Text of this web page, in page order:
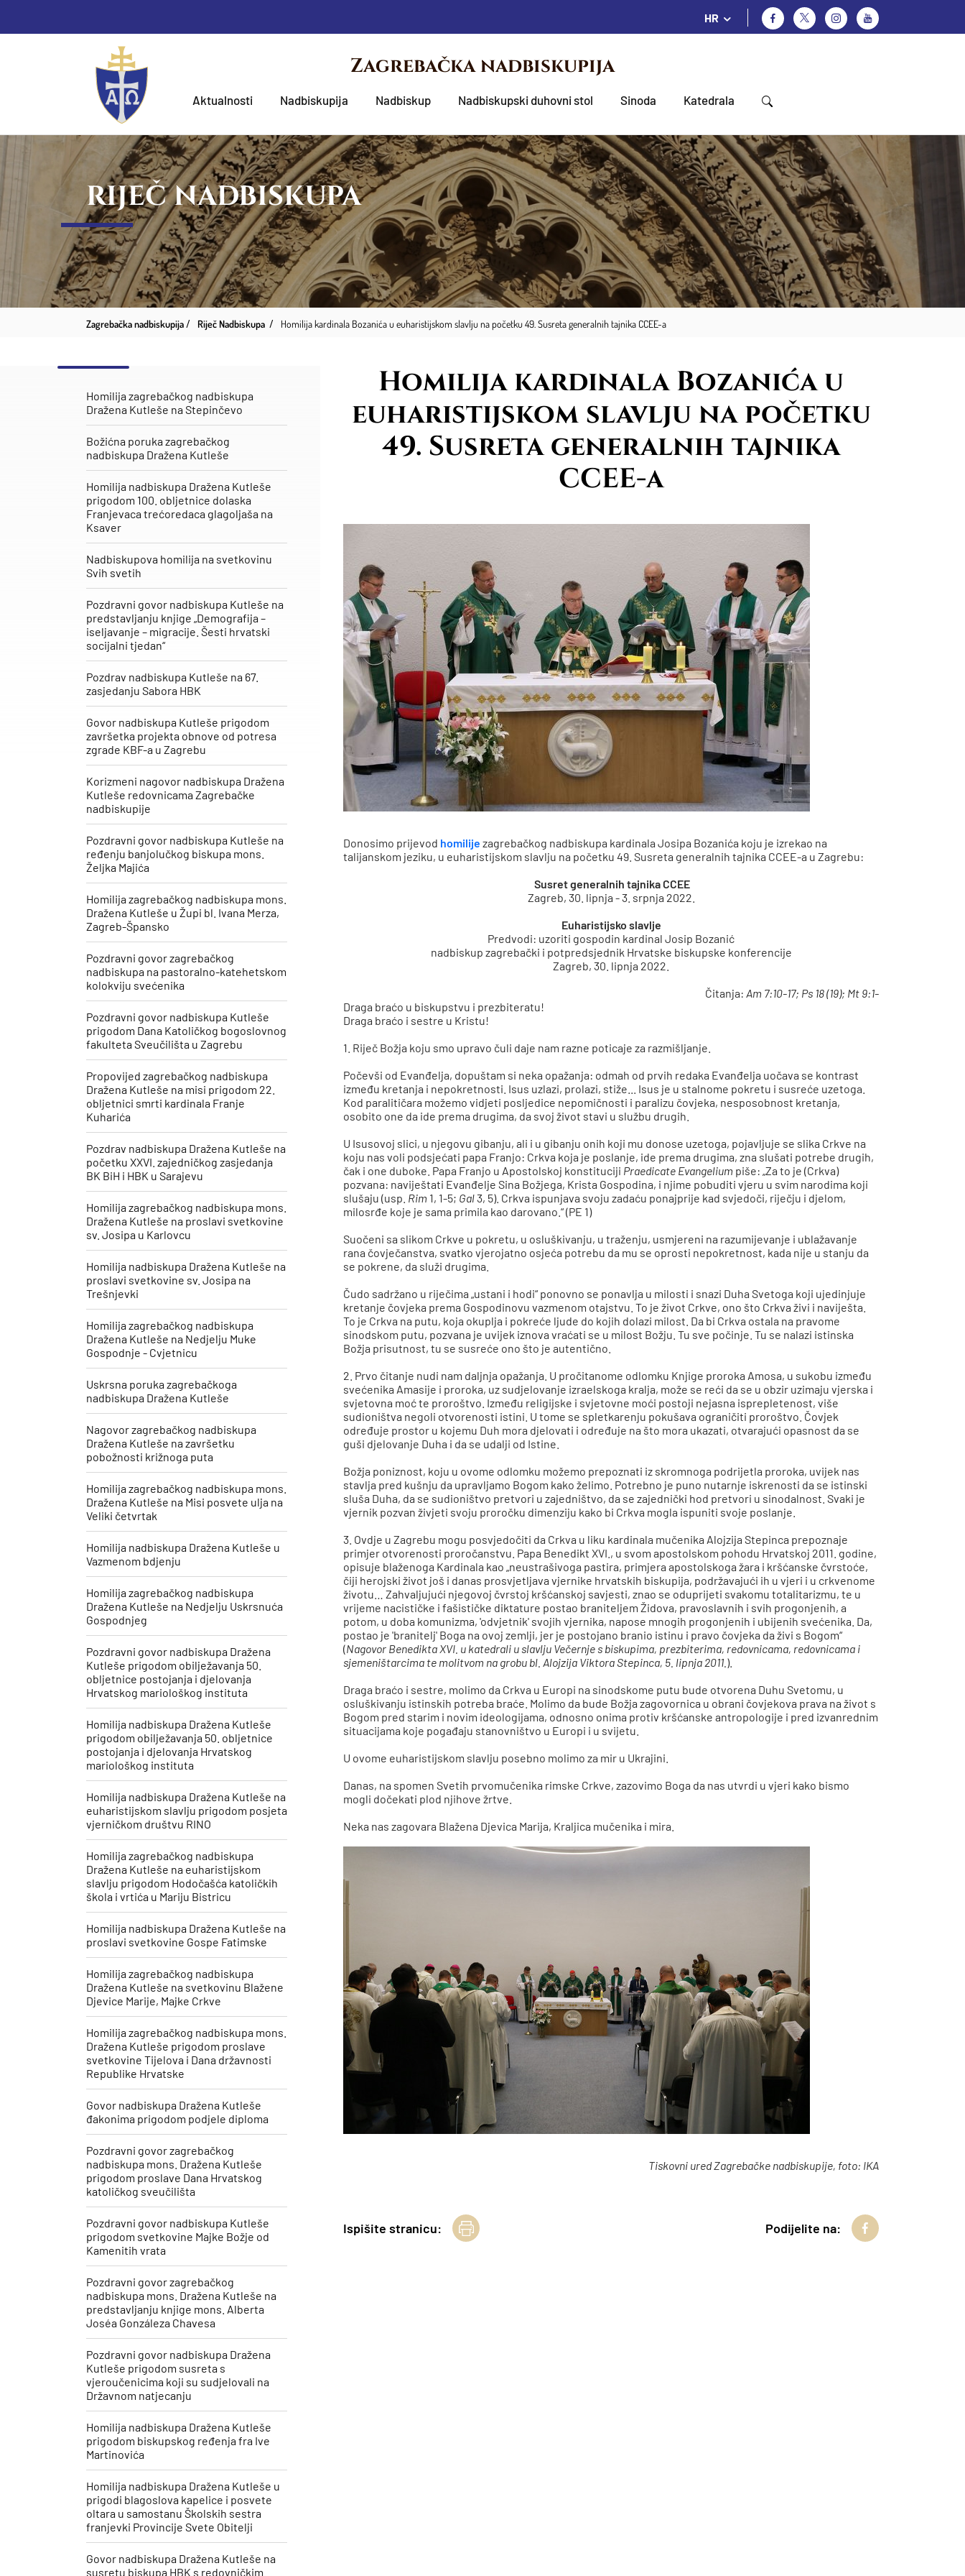
HR
Zagrebačka nadbiskupija
Aktualnosti Nadbiskupija Nadbiskup Nadbiskupski duhovni stol Sinoda Katedrala
RIJEČ NADBISKUPA
Zagrebačka nadbiskupija Riječ Nadbiskupa Homilija kardinala Bozanića u euharistijskom slavlju na početku 49. Susreta generalnih tajnika CCEE-a
Homilija zagrebačkog nadbiskupa
Dražena Kutleše na Stepinčevo
Božićna poruka zagrebačkog
nadbiskupa Dražena Kutleše
Homilija nadbiskupa Dražena Kutleše
prigodom 100. obljetnice dolaska
Franjevaca trećoredaca glagoljaša na
Ksaver
Nadbiskupova homilija na svetkovinu
Svih svetih
Pozdravni govor nadbiskupa Kutleše na
predstavljanju knjige „Demografija –
iseljavanje – migracije. Šesti hrvatski
socijalni tjedan“
Pozdrav nadbiskupa Kutleše na 67.
zasjedanju Sabora HBK
Govor nadbiskupa Kutleše prigodom
završetka projekta obnove od potresa
zgrade KBF-a u Zagrebu
Korizmeni nagovor nadbiskupa Dražena
Kutleše redovnicama Zagrebačke
nadbiskupije
Pozdravni govor nadbiskupa Kutleše na
ređenju banjolučkog biskupa mons.
Željka Majića
Homilija zagrebačkog nadbiskupa mons.
Dražena Kutleše u Župi bl. Ivana Merza,
Zagreb-Špansko
Pozdravni govor zagrebačkog
nadbiskupa na pastoralno-katehetskom
kolokviju svećenika
Pozdravni govor nadbiskupa Kutleše
prigodom Dana Katoličkog bogoslovnog
fakulteta Sveučilišta u Zagrebu
Propovijed zagrebačkog nadbiskupa
Dražena Kutleše na misi prigodom 22.
obljetnici smrti kardinala Franje
Kuharića
​Pozdrav nadbiskupa Dražena Kutleše na
početku XXVI. zajedničkog zasjedanja
BK BiH i HBK u Sarajevu
Homilija zagrebačkog nadbiskupa mons.
Dražena Kutleše na proslavi svetkovine
sv. Josipa u Karlovcu
Homilija nadbiskupa Dražena Kutleše na
proslavi svetkovine sv. Josipa ​na
Trešnjevki
Homilija zagrebačkog nadbiskupa
Dražena Kutleše na Nedjelju Muke
Gospodnje - Cvjetnicu
Uskrsna poruka zagrebačkoga
nadbiskupa Dražena Kutleše
​Nagovor zagrebačkog nadbiskupa
Dražena Kutleše na završetku
pobožnosti križnoga puta
Homilija zagrebačkog nadbiskupa mons.
Dražena Kutleše na Misi posvete ulja na
Veliki četvrtak
Homilija nadbiskupa Dražena Kutleše u
Vazmenom bdjenju
Homilija zagrebačkog nadbiskupa
Dražena Kutleše na Nedjelju Uskrsnuća
Gospodnjeg
Pozdravni govor nadbiskupa Dražena
Kutleše prigodom obilježavanja 50.
obljetnice postojanja i djelovanja
Hrvatskog mariološkog instituta
Homilija nadbiskupa Dražena Kutleše
prigodom obilježavanja 50. obljetnice
postojanja i djelovanja Hrvatskog
mariološkog instituta
Homilija nadbiskupa Dražena Kutleše na
euharistijskom slavlju prigodom posjeta
vjerničkom društvu RINO
Homilija zagrebačkog nadbiskupa
Dražena Kutleše na euharistijskom
slavlju prigodom Hodočašća katoličkih
škola i vrtića u Mariju Bistricu
Homilija nadbiskupa Dražena Kutleše na
proslavi svetkovine Gospe Fatimske
Homilija zagrebačkog nadbiskupa
Dražena Kutleše na svetkovinu Blažene
Djevice Marije, Majke Crkve
Homilija zagrebačkog nadbiskupa mons.
Dražena Kutleše prigodom proslave
svetkovine Tijelova i Dana državnosti
Republike Hrvatske
Govor nadbiskupa Dražena Kutleše
đakonima prigodom podjele diploma
Pozdravni govor zagrebačkog
nadbiskupa mons. Dražena Kutleše
prigodom proslave Dana Hrvatskog
katoličkog sveučilišta
Pozdravni govor nadbiskupa Kutleše
prigodom svetkovine Majke Božje od
Kamenitih vrata
Pozdravni govor zagrebačkog
nadbiskupa mons. Dražena Kutleše na
predstavljanju knjige mons. Alberta
Joséa Gonzáleza Chavesa
Pozdravni govor nadbiskupa Dražena
Kutleše prigodom susreta s
vjeroučenicima koji su sudjelovali na
Državnom natjecanju
Homilija nadbiskupa Dražena Kutleše
prigodom biskupskog ređenja fra Ive
Martinovića
Homilija nadbiskupa Dražena Kutleše u
prigodi blagoslova kapelice i posvete
oltara u samostanu Školskih sestra
franjevki Provincije Svete Obitelji
Govor nadbiskupa Dražena Kutleše na
susretu biskupa HBK s redovničkim
Homilija kardinala Bozanića u
euharistijskom slavlju na početku
49. Susreta generalnih tajnika
CCEE-a
Donosimo prijevod homilije zagrebačkog nadbiskupa kardinala Josipa Bozanića koju je izrekao na
talijanskom jeziku, u euharistijskom slavlju na početku 49. Susreta generalnih tajnika CCEE-a u Zagrebu:
Susret generalnih tajnika CCEE
Zagreb, 30. lipnja - 3. srpnja 2022.
Euharistijsko slavlje
Predvodi: uzoriti gospodin kardinal Josip Bozanić
nadbiskup zagrebački i potpredsjednik Hrvatske biskupske konferencije
Zagreb, 30. lipnja 2022.
Čitanja: Am 7:10-17; Ps 18 (19); Mt 9:1-
Draga braćo u biskupstvu i prezbiteratu!
Draga braćo i sestre u Kristu!
1. Riječ Božja koju smo upravo čuli daje nam razne poticaje za razmišljanje.
Počevši od Evanđelja, dopuštam si neka opažanja: odmah od prvih redaka Evanđelja uočava se kontrast
između kretanja i nepokretnosti. Isus uzlazi, prolazi, stiže... Isus je u stalnome pokretu i susreće uzetoga.
Kod paralitičara možemo vidjeti posljedice nepomičnosti i paralizu čovjeka, nesposobnost kretanja,
osobito one da ide prema drugima, da svoj život stavi u službu drugih.
U Isusovoj slici, u njegovu gibanju, ali i u gibanju onih koji mu donose uzetoga, pojavljuje se slika Crkve na
koju nas voli podsjećati papa Franjo: Crkva koja je poslanje, ide prema drugima, zna slušati potrebe drugih,
čak i one duboke. Papa Franjo u Apostolskoj konstituciji Praedicate Evangelium piše: „Za to je (Crkva)
pozvana: naviještati Evanđelje Sina Božjega, Krista Gospodina, i njime pobuditi vjeru u svim narodima koji
slušaju (usp. Rim 1, 1-5; Gal 3, 5). Crkva ispunjava svoju zadaću ponajprije kad svjedoči, riječju i djelom,
milosrđe koje je sama primila kao darovano.“ (PE 1)
Suočeni sa slikom Crkve u pokretu, u osluškivanju, u traženju, usmjereni na razumijevanje i ublažavanje
rana čovječanstva, svatko vjerojatno osjeća potrebu da mu se oprosti nepokretnost, kada nije u stanju da
se pokrene, da služi drugima.
Čudo sadržano u riječima „ustani i hodi“ ponovno se ponavlja u milosti i snazi Duha Svetoga koji ujedinjuje
kretanje čovjeka prema Gospodinovu vazmenom otajstvu. To je život Crkve, ono što Crkva živi i naviješta.
To je Crkva na putu, koja okuplja i pokreće ljude do kojih dolazi milost. Da bi Crkva ostala na pravome
sinodskom putu, pozvana je uvijek iznova vraćati se u milost Božju. Tu sve počinje. Tu se nalazi istinska
Božja prisutnost, tu se susreće ono što je autentično.
2. Prvo čitanje nudi nam daljnja opažanja. U pročitanome odlomku Knjige proroka Amosa, u sukobu između
svećenika Amasije i proroka, uz sudjelovanje izraelskoga kralja, može se reći da se u obzir uzimaju vjerska i
svjetovna moć te proroštvo. Između religijske i svjetovne moći postoji nejasna isprepletenost, više
sudioništva negoli otvorenosti istini. U tome se spletkarenju pokušava ograničiti proroštvo. Čovjek
određuje prostor u kojemu Duh mora djelovati i određuje na što mora ukazati, otvarajući opasnost da se
guši djelovanje Duha i da se udalji od Istine.
Božja poniznost, koju u ovome odlomku možemo prepoznati iz skromnoga podrijetla proroka, uvijek nas
stavlja pred kušnju da upravljamo Bogom kako želimo. Potrebno je puno nutarnje iskrenosti da se istinski
sluša Duha, da se sudioništvo pretvori u zajedništvo, da se zajednički hod pretvori u sinodalnost. Svaki je
vjernik pozvan živjeti svoju proročku dimenziju kako bi Crkva mogla ispuniti svoje poslanje.
3. Ovdje u Zagrebu mogu posvjedočiti da Crkva u liku kardinala mučenika Alojzija Stepinca prepoznaje
primjer otvorenosti proročanstvu. Papa Benedikt XVI., u svom apostolskom pohodu Hrvatskoj 2011. godine,
opisuje blaženoga Kardinala kao „neustrašivoga pastira, primjera apostolskoga žara i kršćanske čvrstoće,
čiji herojski život još i danas prosvjetljava vjernike hrvatskih biskupija, podržavajući ih u vjeri i u crkvenome
životu… Zahvaljujući njegovoj čvrstoj kršćanskoj savjesti, znao se oduprijeti svakomu totalitarizmu, te u
vrijeme nacističke i fašističke diktature postao braniteljem Židova, pravoslavnih i svih progonjenih, a
potom, u doba komunizma, 'odvjetnik' svojih vjernika, napose mnogih progonjenih i ubijenih svećenika. Da,
postao je 'branitelj' Boga na ovoj zemlji, jer je postojano branio istinu i pravo čovjeka da živi s Bogom“
(Nagovor Benedikta XVI. u katedrali u slavlju Večernje s biskupima, prezbiterima, redovnicama, redovnicama i
sjemeništarcima te molitvom na grobu bl. Alojzija Viktora Stepinca, 5. lipnja 2011. ).
Draga braćo i sestre, molimo da Crkva u Europi na sinodskome putu bude otvorena Duhu Svetomu, u
osluškivanju istinskih potreba braće. Molimo da bude Božja zagovornica u obrani čovjekova prava na život s
Bogom pred starim i novim ideologijama, odnosno onima protiv kršćanske antropologije i pred izvanrednim
situacijama koje pogađaju stanovništvo u Europi i u svijetu.
U ovome euharistijskom slavlju posebno molimo za mir u Ukrajini.
Danas, na spomen Svetih prvomučenika rimske Crkve, zazovimo Boga da nas utvrdi u vjeri kako bismo
mogli dočekati plod njihove žrtve.
Neka nas zagovara Blažena Djevica Marija, Kraljica mučenika i mira.
Tiskovni ured Zagrebačke nadbiskupije, foto: IKA
Ispišite stranicu: Podijelite na: